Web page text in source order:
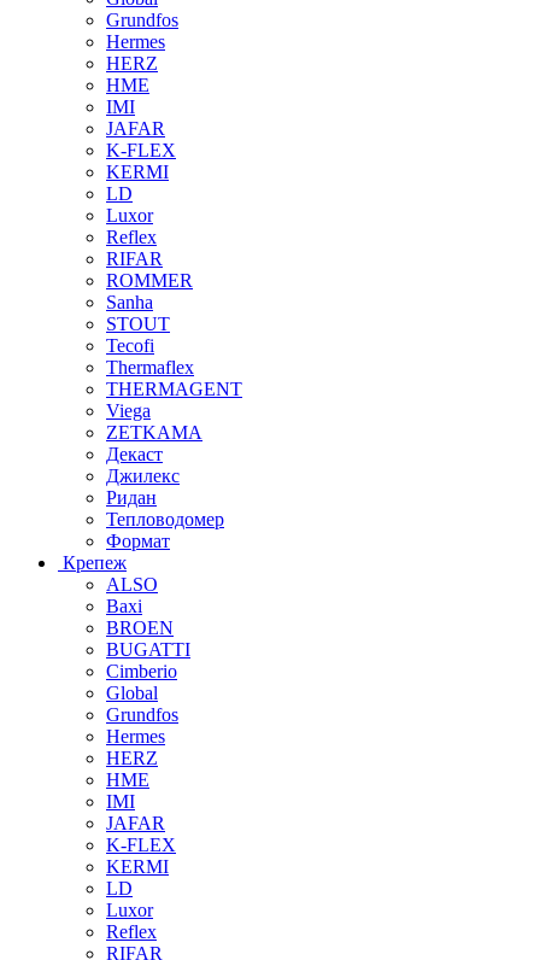
Grundfos
Hermes
HERZ
HME
IMI
JAFAR
K-FLEX
KERMI
LD
Luxor
Reflex
RIFAR
ROMMER
Sanha
STOUT
Tecofi
Thermaflex
THERMAGENT
Viega
ZETKAMA
Декаст
Джилекс
Ридан
Тепловодомер
Формат
Крепеж
ALSO
Baxi
BROEN
BUGATTI
Cimberio
Global
Grundfos
Hermes
HERZ
HME
IMI
JAFAR
K-FLEX
KERMI
LD
Luxor
Reflex
RIFAR